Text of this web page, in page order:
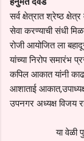
सर्व क्षेत्रात श्रेष्ठ
सेवा करण्याची संधी
रोजी आयोजित ला
यांच्या निरोप समारंभ
कपिल आकात यांनी
आशाताई
उपनगर अध्यक्ष विजय
या वेळी पुढे